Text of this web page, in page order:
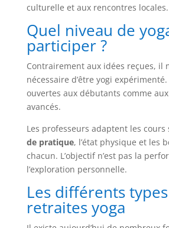
culturelle et aux rencontres locales.
Quel niveau de
participer ?
Contrairement aux idées reçues, il
nécessaire d’être yogi
ouvertes aux débutants comme
avancés.
Les professeurs adaptent les cours
de pratique, l’état physique et les
chacun. L’objectif n’est pas la
l’exploration personnelle.
Les différents
retraites yoga